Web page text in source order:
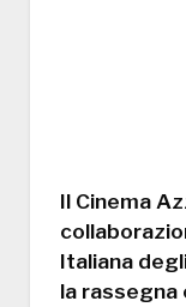
Il Cinema
Italiana
la rassegna